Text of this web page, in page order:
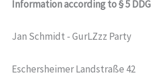
Information according to § 5 DDG
Jan Schmidt - GurLZzz Party
Eschersheimer Landstraße 42